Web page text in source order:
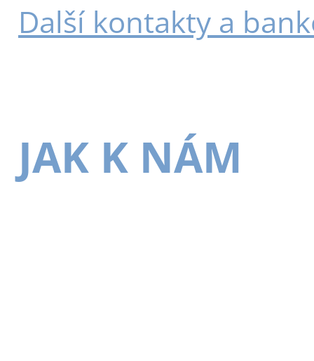
Další kontakty a
JAK K NÁM